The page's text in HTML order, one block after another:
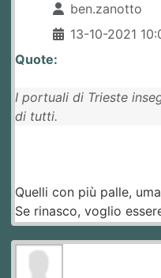
ben.zanotto
13-10-2021
Quote:
I portuali di Trieste
di tutti.
Quelli con più palle,
Se rinasco, voglio